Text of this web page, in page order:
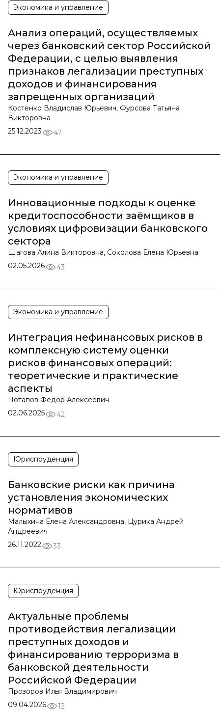
Экономика и управление
Анализ операций, осуществляемых
через банковский сектор Российской
Федерации, с целью выявления
признаков легализации преступных
доходов и финансирования
запрещенных организаций
Костенко Владислав Юрьевич, Фурсова Татьяна
Викторовна
25.12.2023
47
Экономика и управление
Инновационные подходы к оценке
кредитоспособности заёмщиков в
условиях цифровизации банковского
сектора
Шагова Алина Викторовна, Соколова Елена Юрьевна
02.05.2026
43
Экономика и управление
Интеграция нефинансовых рисков в
комплексную систему оценки
рисков финансовых операций:
теоретические и практические
аспекты
Потапов Фёдор Алексеевич
02.06.2025
42
Юриспруденция
Банковские риски как причина
установления экономических
нормативов
Малыхина Елена Александровна, Цурика Андрей
Андреевич
26.11.2022
33
Юриспруденция
Актуальные проблемы
противодействия легализации
преступных доходов и
финансированию терроризма в
банковской деятельности
Российской Федерации
Прозоров Илья Владимирович
09.04.2026
12